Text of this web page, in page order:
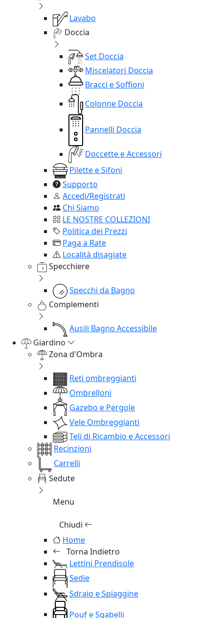
Lavabo
Doccia
Set Doccia
Miscelatori Doccia
Bracci e Soffioni
Colonne Doccia
Pannelli Doccia
Doccette e Accessori
Pilette e Sifoni
Supporto
Accedi/Registrati
Chi Siamo
LE NOSTRE COLLEZIONI
Politica dei Prezzi
Paga a Rate
Località disagiate
Specchiere
Specchi da Bagno
Complementi
Ausili Bagno Accessibile
Giardino
Zona d'Ombra
Reti ombreggianti
Ombrelloni
Gazebo e Pergole
Vele Ombreggianti
Teli di Ricambio e Accessori
Recinzioni
Carrelli
Sedute
Menu
Chiudi
Home
Torna Indietro
Lettini Prendisole
Sedie
Sdraio e Spiaggine
Pouf e Sgabelli